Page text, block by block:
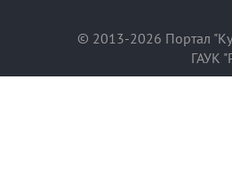
© 2013-2026 Портал
ГАУК